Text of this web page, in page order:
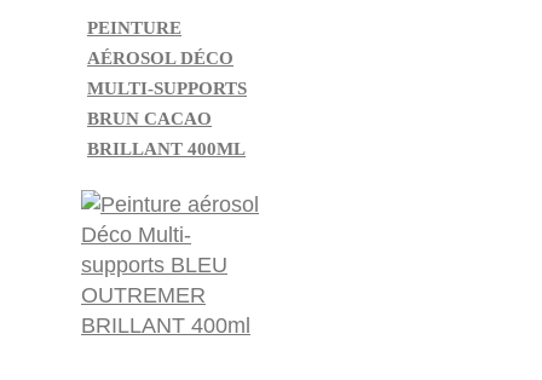
PEINTURE
AÉROSOL DÉCO
MULTI-SUPPORTS
BRUN CACAO
BRILLANT 400ML